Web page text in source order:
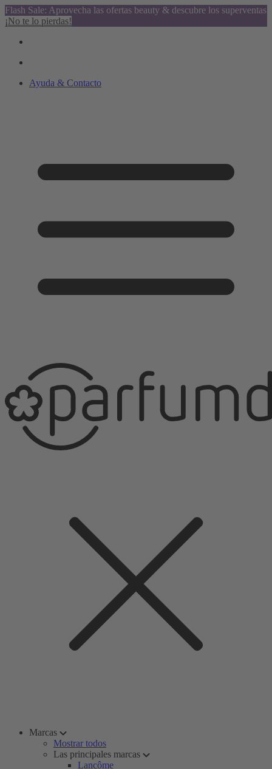
Flash Sale: Aprovecha las ofertas beauty & descubre los superventas
¡No te lo pierdas!
Ayuda & Contacto
Marcas
Mostrar todos
Las principales marcas
Lancôme